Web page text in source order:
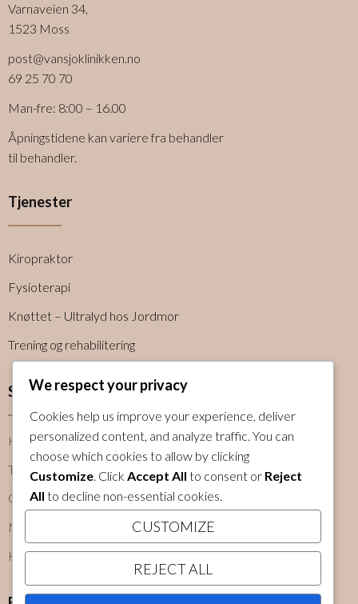
Varnaveien 34,
1523 Moss
post@vansjoklinikken.no
69 25 70 70
Man-fre: 8:00 – 16.00
Åpningstidene kan variere fra behandler
til behandler.
Tjenester
Kiropraktor
Fysioterapi
Knøttet – Ultralyd hos Jordmor
Trening og rehabilitering
Snarveier
Hjem
Tjenester
Om oss
Nyheter
Kontakt
We respect your privacy
Cookies help us improve your experience, deliver
personalized content, and analyze traffic. You can
choose which cookies to allow by clicking
Customize . Click Accept All to consent or Reject
All to decline non-essential cookies.
CUSTOMIZE
REJECT ALL